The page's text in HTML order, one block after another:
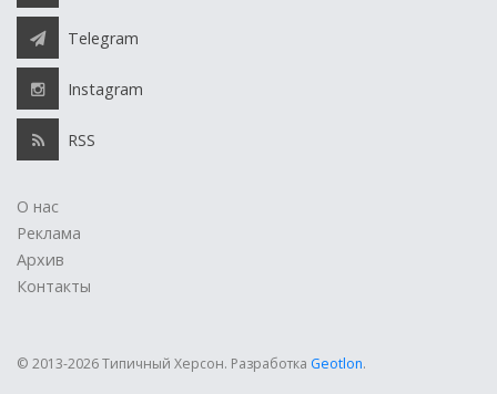
Telegram
Instagram
RSS
О нас
Реклама
Архив
Контакты
© 2013-2026 Типичный Херсон. Разработка Geotlon.